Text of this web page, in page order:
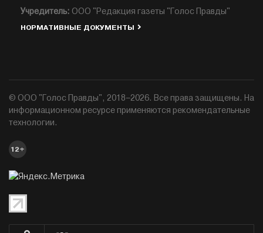
Учредитель: ООО "Редакция газеты "Голос Правды"
НОРМАТИВНЫЕ ДОКУМЕНТЫ
© ООО "Голос Правды", 2018–2026. Все права защищены. На
информационном ресурсе применяются рекомендательные
технологии.
12+